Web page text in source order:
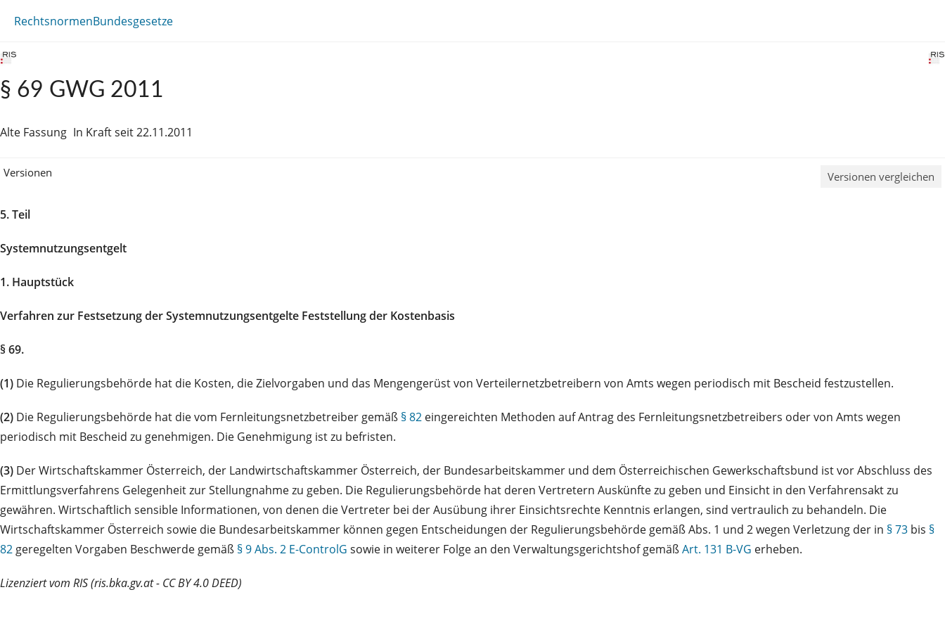
RechtsnormenBundesgesetze
§ 69 GWG 2011
Alte Fassung In Kraft seit 22.11.2011
Versionen Versionen vergleichen
5. Teil
Systemnutzungsentgelt
1. Hauptstück
Verfahren zur Festsetzung der Systemnutzungsentgelte Feststellung der Kostenbasis
§ 69.
(1) Die Regulierungsbehörde hat die Kosten, die Zielvorgaben und das Mengengerüst von Verteilernetzbetreibern von Amts wegen periodisch mit Bescheid festzustellen.
(2) Die Regulierungsbehörde hat die vom Fernleitungsnetzbetreiber gemäß § 82 eingereichten Methoden auf Antrag des Fernleitungsnetzbetreibers oder von Amts wegen
periodisch mit Bescheid zu genehmigen. Die Genehmigung ist zu befristen.
(3) Der Wirtschaftskammer Österreich, der Landwirtschaftskammer Österreich, der Bundesarbeitskammer und dem Österreichischen Gewerkschaftsbund ist vor Abschluss des
Ermittlungsverfahrens Gelegenheit zur Stellungnahme zu geben. Die Regulierungsbehörde hat deren Vertretern Auskünfte zu geben und Einsicht in den Verfahrensakt zu
gewähren. Wirtschaftlich sensible Informationen, von denen die Vertreter bei der Ausübung ihrer Einsichtsrechte Kenntnis erlangen, sind vertraulich zu behandeln. Die
Wirtschaftskammer Österreich sowie die Bundesarbeitskammer können gegen Entscheidungen der Regulierungsbehörde gemäß Abs. 1 und 2 wegen Verletzung der in § 73 bis §
82 geregelten Vorgaben Beschwerde gemäß § 9 Abs. 2 E-ControlG sowie in weiterer Folge an den Verwaltungsgerichtshof gemäßArt. 131 B-VG erheben.
Lizenziert vom RIS (ris.bka.gv.at - CC BY 4.0 DEED)